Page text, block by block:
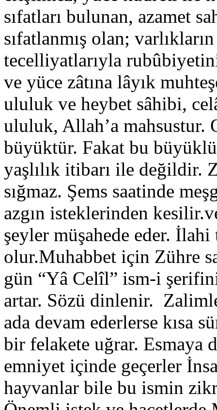
sıfatları bulunan, azamet
sıfatlanmış olan;
tecelliyatlarıyla
ve yüce zâtına lâyık
ululuk ve heybet sâhibi,
ululuk, Allah’a mahsustur.
büyüktür. Fakat bu
yaşlılık itibarı ile değildir.
sığmaz. Şems saatinde
azgın isteklerinden
şeyler müşahede eder.
olur.Muhabbet için Zühre
gün “Yâ Celîl” ism-i
artar. Sözü dinlenir.
ada devam ederlerse kısa
bir felakete uğrar. Esmaya
emniyet içinde geçerler
hayvanlar bile bu ismin